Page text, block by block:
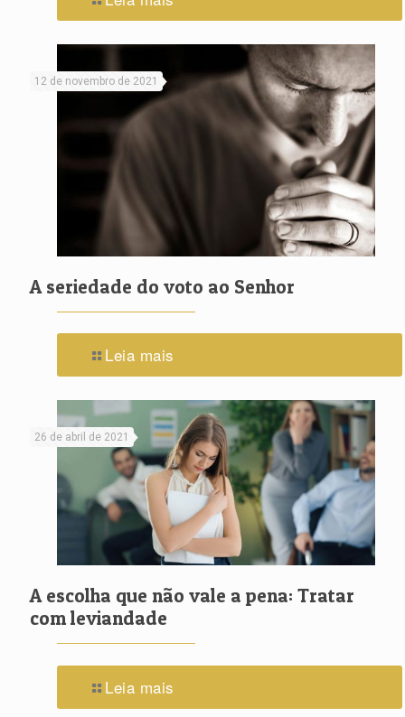
12 de novembro de 2021
A seriedade do voto ao Senhor
Leia mais
26 de abril de 2021
A escolha que não vale a pena: Tratar
com leviandade
Leia mais